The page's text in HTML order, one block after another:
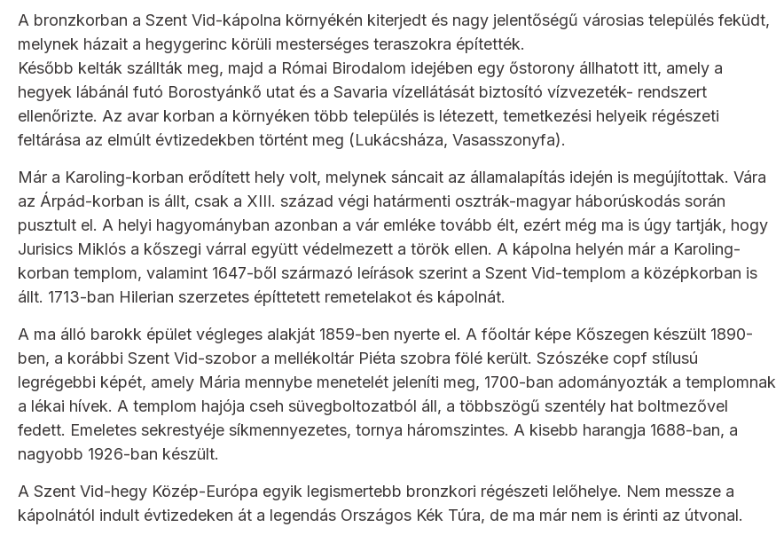
A bronzkorban a Szent Vid-kápolna környékén kiterjedt és nagy jelentőségű városias település feküdt,
melynek házait a hegygerinc körüli mesterséges teraszokra építették.
Később kelták szállták meg, majd a Római Birodalom idejében egy őstorony állhatott itt, amely a
hegyek lábánál futó Borostyánkő utat és a Savaria vízellátását biztosító vízvezeték- rendszert
ellenőrizte. Az avar korban a környéken több település is létezett, temetkezési helyeik régészeti
feltárása az elmúlt évtizedekben történt meg (Lukácsháza, Vasasszonyfa).
Már a Karoling-korban erődített hely volt, melynek sáncait az államalapítás idején is megújítottak. Vára
az Árpád-korban is állt, csak a XIII. század végi határmenti osztrák-magyar háborúskodás során
pusztult el. A helyi hagyományban azonban a vár emléke tovább élt, ezért még ma is úgy tartják, hogy
Jurisics Miklós a kőszegi várral együtt védelmezett a török ellen. A kápolna helyén már a Karoling-
korban templom, valamint 1647-ből származó leírások szerint a Szent Vid-templom a középkorban is
állt. 1713-ban Hilerian szerzetes építtetett remetelakot és kápolnát.
A ma álló barokk épület végleges alakját 1859-ben nyerte el. A főoltár képe Kőszegen készült 1890-
ben, a korábbi Szent Vid-szobor a mellékoltár Piéta szobra fölé került. Szószéke copf stílusú
legrégebbi képét, amely Mária mennybe menetelét jeleníti meg, 1700-ban adományozták a templomnak
a lékai hívek. A templom hajója cseh süvegboltozatból áll, a többszögű szentély hat boltmezővel
fedett. Emeletes sekrestyéje síkmennyezetes, tornya háromszintes. A kisebb harangja 1688-ban, a
nagyobb 1926-ban készült.
A Szent Vid-hegy Közép-Európa egyik legismertebb bronzkori régészeti lelőhelye. Nem messze a
kápolnától indult évtizedeken át a legendás Országos Kék Túra, de ma már nem is érinti az útvonal.